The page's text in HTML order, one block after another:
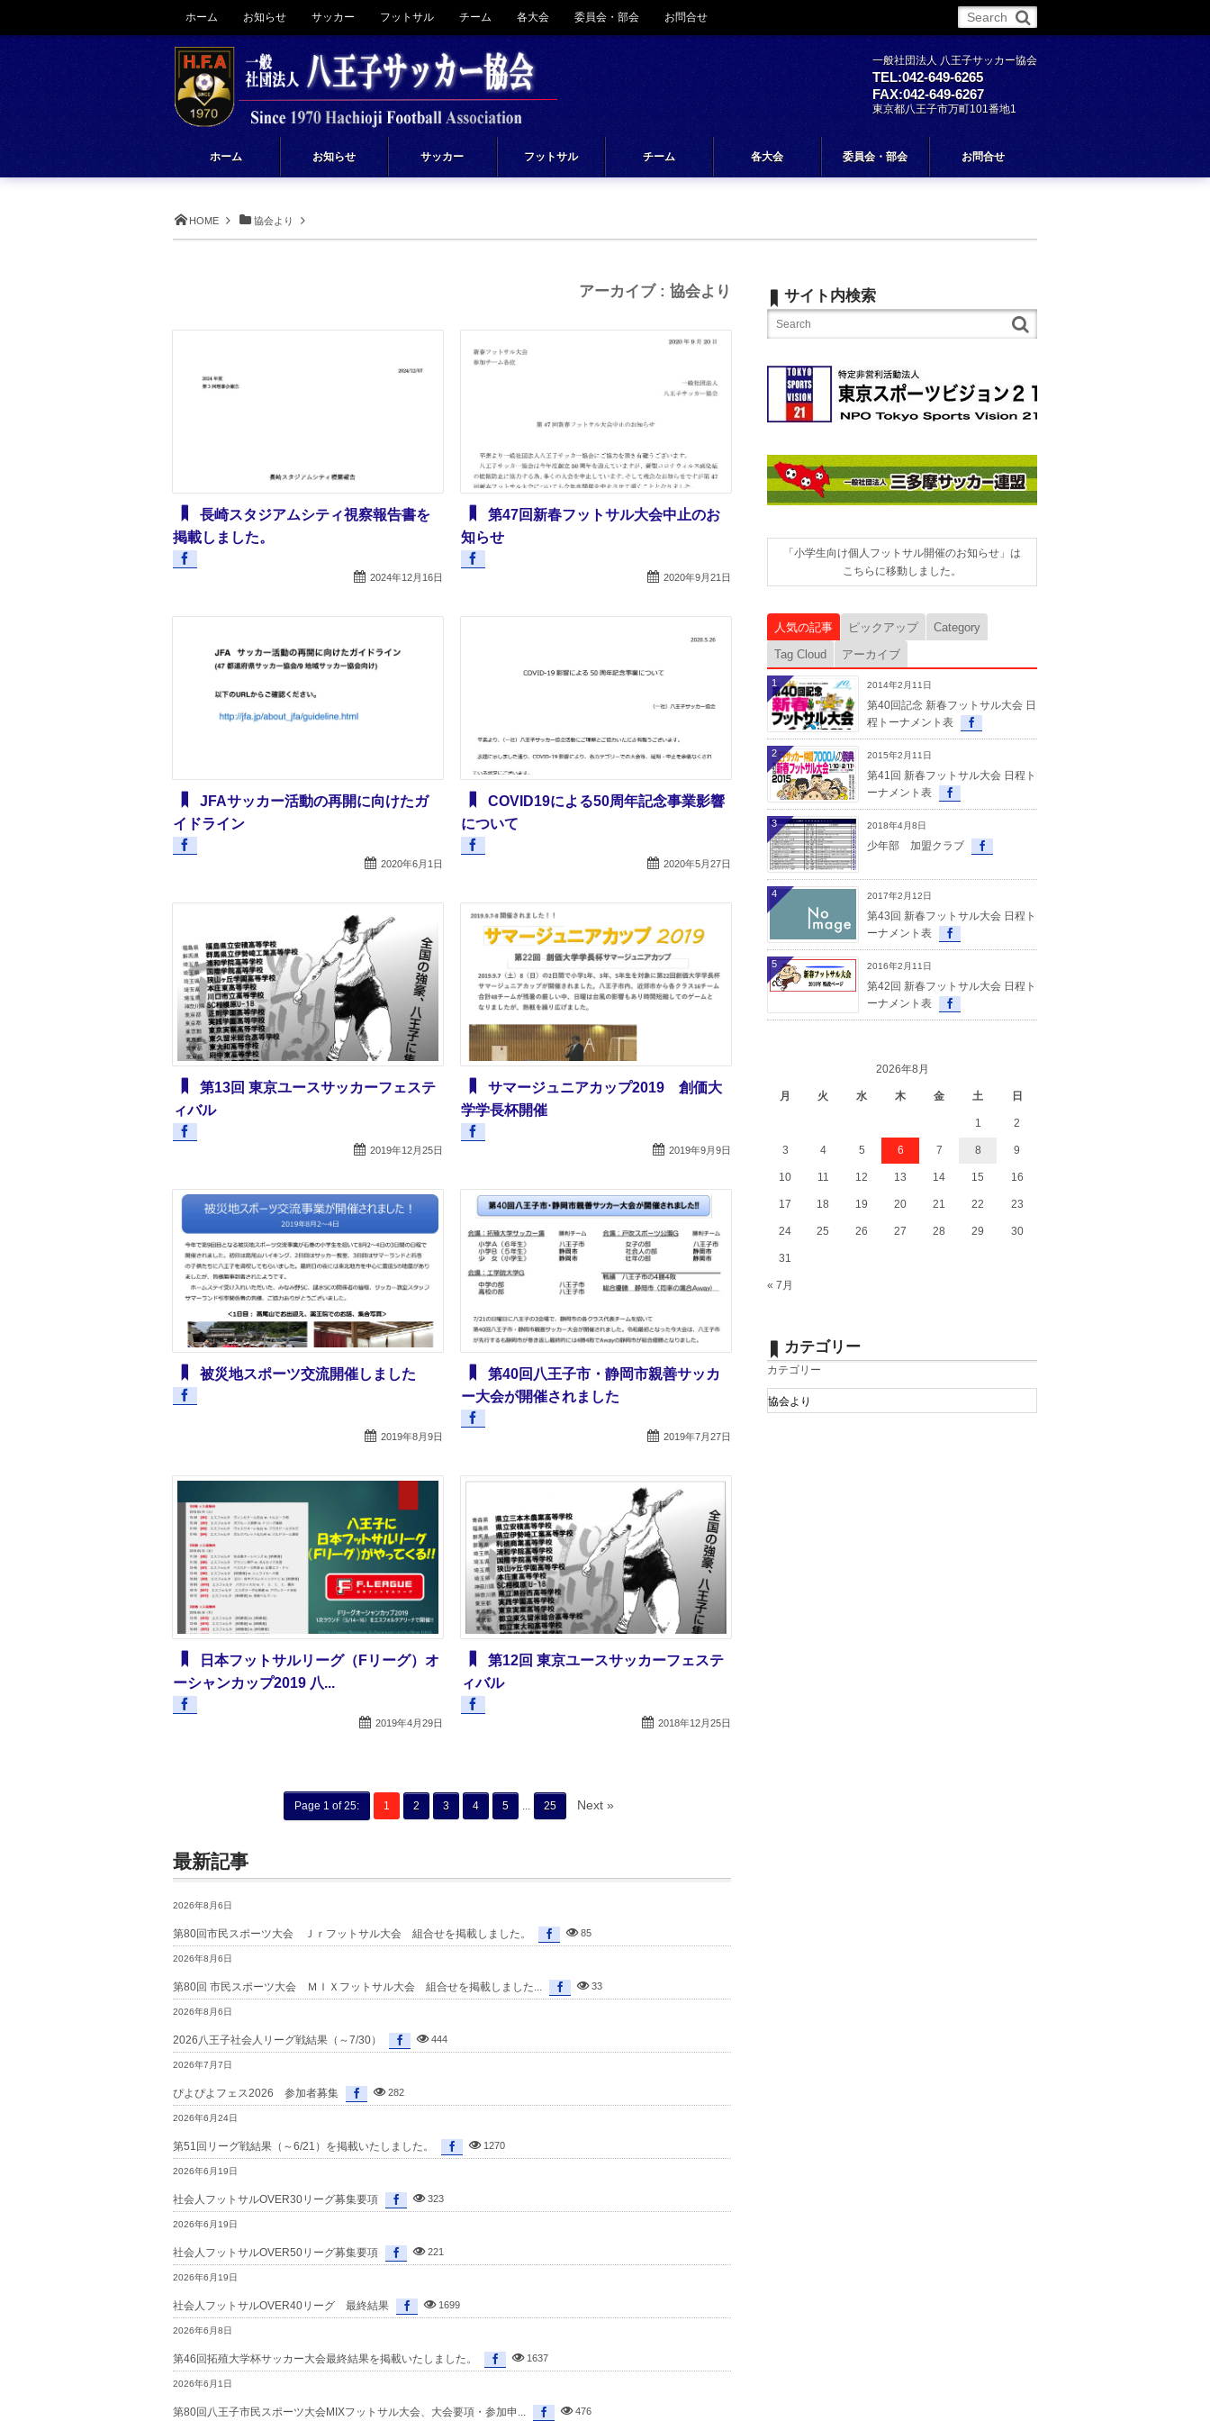
HOME 協会より
アーカイブ : 協会より
長崎スタジアムシティ視察報告書を
掲載しました。
2024年12月16日
第47回新春フットサル大会中止のお
知らせ
2020年9月21日
JFAサッカー活動の再開に向けたガ
イドライン
2020年6月1日
COVID19による50周年記念事業影響
について
2020年5月27日
第13回 東京ユースサッカーフェステ
ィバル
2019年12月25日
サマージュニアカップ2019 創価大
学学長杯開催
2019年9月9日
被災地スポーツ交流開催しました
2019年8月9日
第40回八王子市・静岡市親善サッカ
ー大会が開催されました
2019年7月27日
日本フットサルリーグ（Fリーグ）オ
ーシャンカップ2019 八...
2019年4月29日
第12回 東京ユースサッカーフェステ
ィバル
2018年12月25日
Page 1 of 25: 1 2 3 4 5 ... 25 Next »
最新記事
2026年8月6日
第80回市民スポーツ大会 Ｊｒフットサル大会 組合せを掲載しました。 85
2026年8月6日
第80回 市民スポーツ大会 ＭＩＸフットサル大会 組合せを掲載しました... 33
2026年8月6日
2026八王子社会人リーグ戦結果（～7/30） 444
2026年7月7日
ぴよぴよフェス2026 参加者募集 282
2026年6月24日
第51回リーグ戦結果（～6/21）を掲載いたしました。 1270
2026年6月19日
社会人フットサルOVER30リーグ募集要項 323
2026年6月19日
社会人フットサルOVER50リーグ募集要項 221
2026年6月19日
社会人フットサルOVER40リーグ 最終結果 1699
2026年6月8日
第46回拓殖大学杯サッカー大会最終結果を掲載いたしました。 1637
2026年6月1日
第80回八王子市民スポーツ大会MIXフットサル大会、大会要項・参加申... 476
サイト内検索
「小学生向け個人フットサル開催のお知らせ」は
こちらに移動しました。
人気の記事 ピックアップ
Category
Tag Cloud
アーカイブ
2014年2月11日
第40回記念 新春フットサル大会 日
程トーナメント表
1
2015年2月11日
第41回 新春フットサル大会 日程ト
ーナメント表
2
2018年4月8日
少年部 加盟クラブ
3
2017年2月12日
第43回 新春フットサル大会 日程ト
ーナメント表
4
2016年2月11日
第42回 新春フットサル大会 日程ト
ーナメント表
5
2026年8月
月 火 水 木 金 土 日
« 7月
1 2
3 4 5 6 7 8 9
10 11 12 13 14 15 16
17 18 19 20 21 22 23
24 25 26 27 28 29 30
31
カテゴリー
カテゴリー
ホーム お知らせ サッカー フットサル チーム 各大会 委員会・部会 お問合せ
ホーム お知らせ サッカー フットサル チーム 各大会 委員会・部会 お問合せ
一般社団法人 八王子サッカー協会
TEL:042-649-6265
FAX:042-649-6267
東京都八王子市万町101番地1